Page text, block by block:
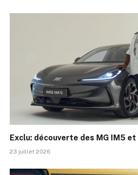
Exclu: découverte des MG IM5 et
23 juillet 2026